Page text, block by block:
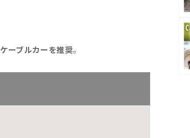
ケーブルカーを推奨。